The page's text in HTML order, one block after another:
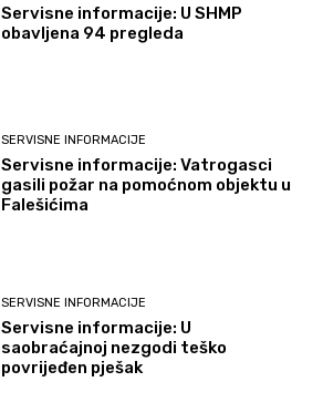
Servisne informacije: U SHMP
obavljena 94 pregleda
SERVISNE INFORMACIJE
Servisne informacije: Vatrogasci
gasili požar na pomoćnom objektu u
Falešićima
SERVISNE INFORMACIJE
Servisne informacije: U
saobraćajnoj nezgodi teško
povrijeđen pješak